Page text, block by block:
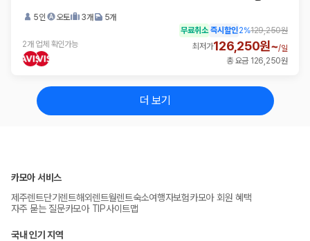
5인 오토 3개 5개
2개 업체 확인가능
무료취소 즉시할인2%129,250원
최저가126,250원~/일
총 요금 126,250원
더 보기
카모아 서비스
제주렌트단기렌트해외렌트월렌트숙소여행자보험카모아 회원 혜택
자주 묻는 질문카모아 TIP사이트맵
국내 인기 지역